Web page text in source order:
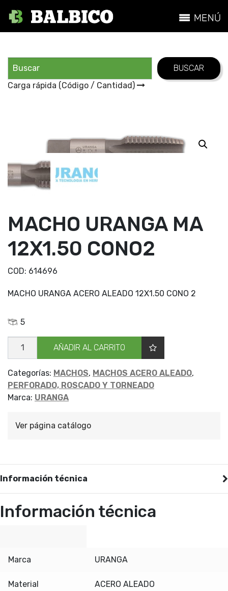
Carga rápida (Código / Cantidad)
MACHO URANGA MA
12X1.50 CONO2
COD: 614696
MACHO URANGA ACERO ALEADO 12X1.50 CONO 2
5
MACHO
URANGA
MA
CONO2
cantidad
AÑADIR AL CARRITO
Categorías: MACHOS, MACHOS ACERO ALEADO,
PERFORADO, ROSCADO Y TORNEADO
Marca: URANGA
Ver página catálogo
Información técnica
Información técnica
Marca URANGA
Material ACERO ALEADO